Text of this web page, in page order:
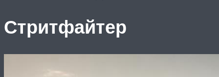
Стритфайтер